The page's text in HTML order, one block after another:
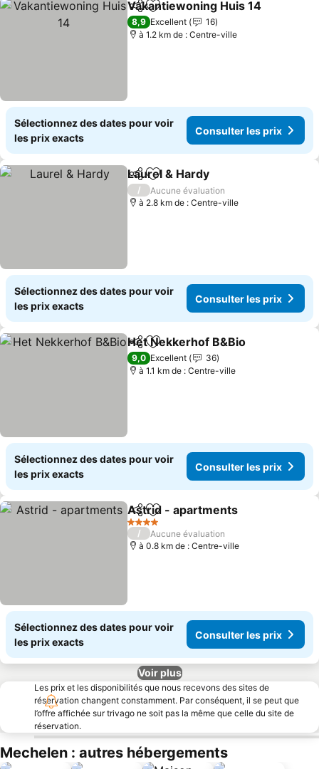
PartagerAjouter à mes favoris
Vakantiewoning Huis 14
8,9 Excellent
16
à 1.2 km de : Centre-ville
Sélectionnez des dates pour voir
les prix exacts
Consulter les prix
PartagerAjouter à mes favoris
Laurel & Hardy
/
Aucune évaluation
à 2.8 km de : Centre-ville
Sélectionnez des dates pour voir
les prix exacts
Consulter les prix
PartagerAjouter à mes favoris
Het Nekkerhof B&Bio
9,0 Excellent
36
à 1.1 km de : Centre-ville
Sélectionnez des dates pour voir
les prix exacts
Consulter les prix
PartagerAjouter à mes favoris
Astrid - apartments
4 Étoiles
/
Aucune évaluation
à 0.8 km de : Centre-ville
Sélectionnez des dates pour voir
les prix exacts
Consulter les prix
Voir plus
Les prix et les disponibilités que nous recevons des sites de
réservation changent constamment. Par conséquent, il se peut que
l’offre affichée sur trivago ne soit pas la même que celle du site de
réservation.
Mechelen : autres hébergements